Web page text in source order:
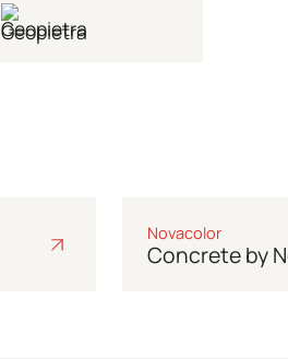
Geopietra
Novacolor
Concrete by